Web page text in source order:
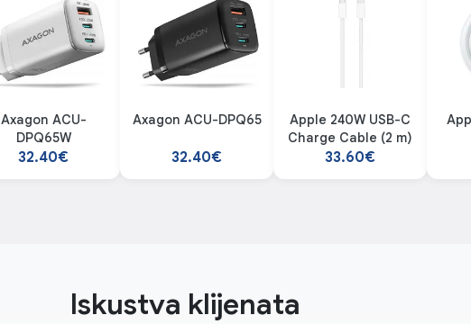
Axagon ACU-
DPQ65W
32.40€
Axagon ACU-DPQ65
32.40€
Apple 240W USB-C
Charge Cable (2 m)
33.60€
Iskustva klijenata